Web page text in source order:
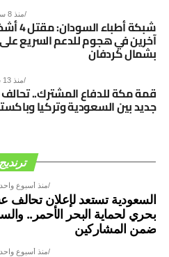
منذ 8 ساعات
شبكة
آخرين في هجوم للدعم السريع على
بشمال كردفان
منذ 13 ساعة
قمة مكة للدفاع المشترك..
جديد بين السعودية وتركيا
ترنديج
منذ أسبوع واحد
السعودية تستعد لإعلان
بحري لحماية البحر الأحمر..
ضمن المشاركين
منذ أسبوع واحد